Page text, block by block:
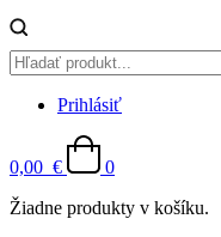
Prihlásiť
0,00 €
0
Žiadne produkty v košíku.